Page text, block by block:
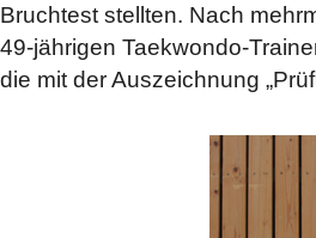
Bruchtest stellten. Nach
49-jährigen Taekwondo-
die mit der Auszeichnung